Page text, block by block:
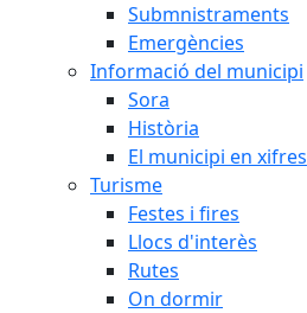
Submnistraments
Emergències
Informació del municipi
Sora
Història
El municipi en xifres
Turisme
Festes i fires
Llocs d'interès
Rutes
On dormir